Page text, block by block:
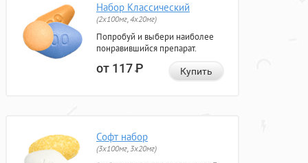
Набор Классический
(2x100мг, 4x20мг)
Попробуй и выбери наиболее
понравившийся препарат.
от 117Р Купить
Софт набор
(3x100мг, 3x20мг)